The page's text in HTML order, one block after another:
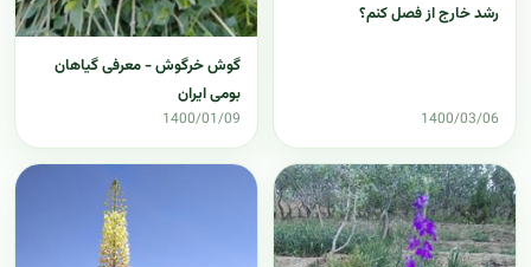
رشد خارج از فصل کنم؟
1400/03/06
گوش خرگوش - معرفی گیاهان
بومی ایران
1400/01/09